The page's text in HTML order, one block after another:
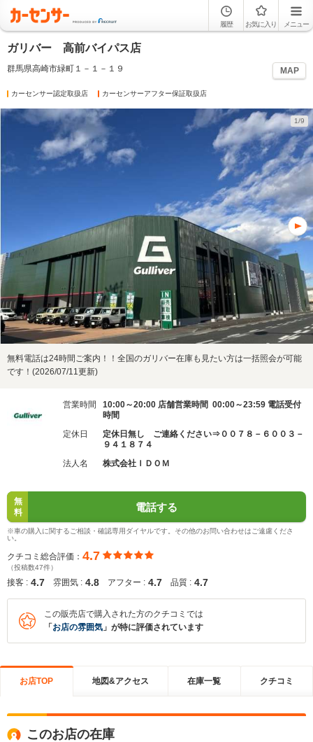
履歴 お気に入り メニュー
ガリバー 高前バイパス店
群馬県高崎市緑町１－１－１９ MAP
カーセンサー認定取扱店 カーセンサーアフター保証取扱店
1/9
無料電話は24時間ご案内！！全国のガリバー在庫も見たい方は一括照会が可能
です！(2026/07/11更新)
営業時間
10:00～20:00 店舗営業時間 00:00～23:59 電話受付
時間
定休日
定休日無し ご連絡ください⇒００７８－６００３－
９４１８７４
法人名
株式会社ＩＤＯＭ
無
料
電話する
※車の購入に関するご相談・確認専用ダイヤルです。その他のお問い合わせはご遠慮くださ
い。
クチコミ総合評価： 4.7
（投稿数47件）
接客 : 4.7 雰囲気 : 4.8 アフター : 4.7 品質 : 4.7
この販売店で購入された方のクチコミでは
「 お店の雰囲気 」が特に評価されています
お店TOP 地図&アクセス 在庫一覧 クチコミ
このお店の在庫